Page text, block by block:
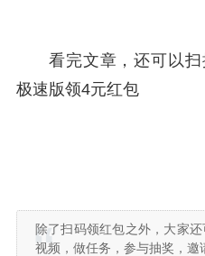
看完文章，还可以
极速版领4元红包
除了扫码领红包之外，大家
视频，做任务，参与抽奖，邀